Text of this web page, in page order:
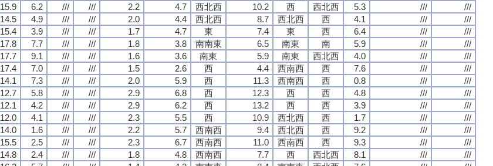
15.9 6.2 /// /// 2.2 4.7 西北西 10.2 西 西北西 5.3 ///
///
14.5 4.9 /// /// 2.0 4.4 西北西 8.7 西北西 西 4.1 ///
///
15.4 3.9 /// /// 1.7 4.7 東 7.4 東 西 6.4 ///
///
17.8 7.7 /// /// 1.8 3.8 南南東 6.5 南東 南 5.9 ///
///
17.7 9.1 /// /// 1.6 3.6 南東 5.9 南東 西北西 4.0 ///
///
17.4 7.0 /// /// 1.5 2.6 西 4.4 西南西 西 7.6 ///
///
14.1 7.3 /// /// 2.0 5.9 西 11.3 西南西 西 0.8 ///
///
12.7 5.8 /// /// 2.9 6.8 西 12.3 西 西 4.8 ///
///
12.1 4.2 /// /// 2.9 6.2 西 13.2 西 西 3.9 ///
///
12.0 4.1 /// /// 2.3 5.5 西 10.9 西北西 西 1.7 ///
///
14.0 1.6 /// /// 2.2 5.7 西南西 9.4 西北西 西 9.2 ///
///
15.5 2.5 /// /// 2.3 6.7 西南西 11.0 西南西 西 9.3 ///
///
14.8 2.4 /// /// 1.8 4.8 西南西 7.7 西 西北西 8.1 ///
///